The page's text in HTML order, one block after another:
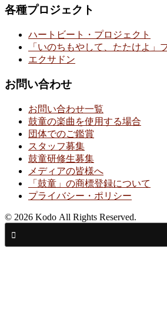
各種プロジェクト
ハートビート・プロジェクト
「いのちもやして、たたけよ」
エクサドン
お問い合わせ
お問い合わせ一覧
鼓童の楽曲を使用する場合
団体でのご鑑賞
スタッフ募集
鼓童研修生募集
メディアの皆様へ
「鼓童」の商標登録について
プライバシー・ポリシー
© 2026 Kodo All Rights Reserved.